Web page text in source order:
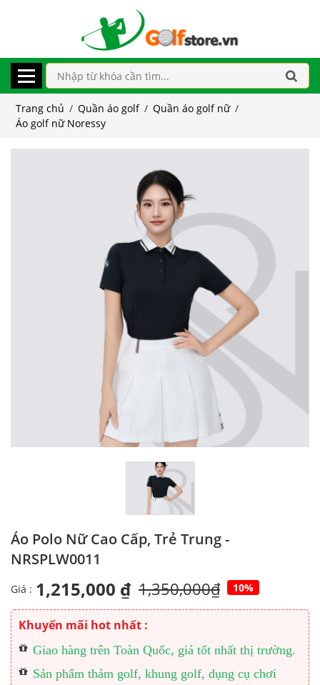
Trang chủ / Quần áo golf / Quần áo golf nữ /
Áo golf nữ Noressy
Áo Polo Nữ Cao Cấp, Trẻ Trung -
NRSPLW0011
Giá : 1,215,000 ₫ 1,350,000₫ 10%
Khuyến mãi hot nhất :
Giao hàng trên Toàn Quốc, giá tốt nhất thị trường.
Sản phẩm thảm golf, khung golf, dụng cụ chơi